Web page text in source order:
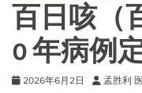
百日咳（
0 年病例
2026年6月2日 孟胜利